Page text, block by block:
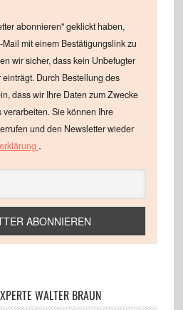
abonnieren" geklickt haben,
mit einem Bestätigungslink zu
wir sicher, dass kein Unbefugter
Durch Bestellung des
dass wir Ihre Daten zum Zwecke
verarbeiten. Sie können Ihre
und den Newsletter wieder
.
WALTER BRAUN